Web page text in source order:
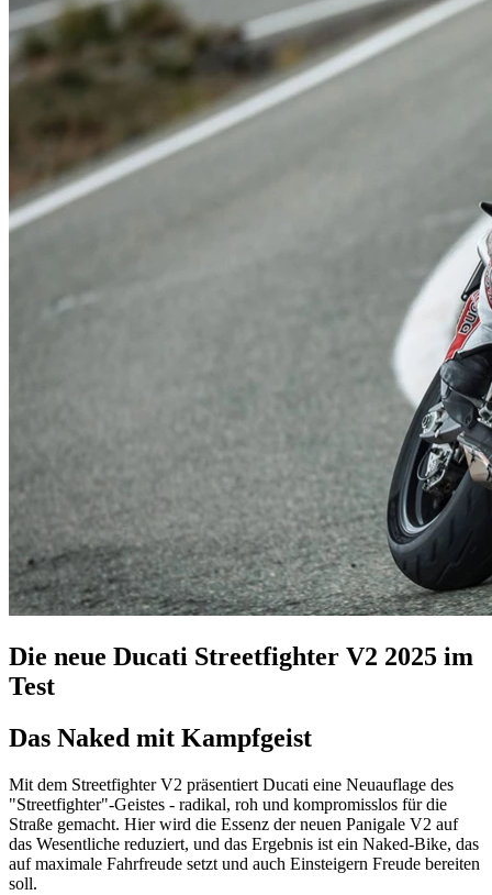
Die neue Ducati Streetfighter V2 2025 im
Test
Das Naked mit Kampfgeist
Mit dem Streetfighter V2 präsentiert Ducati eine Neuauflage des
"Streetfighter"-Geistes - radikal, roh und kompromisslos für die
Straße gemacht. Hier wird die Essenz der neuen Panigale V2 auf
das Wesentliche reduziert, und das Ergebnis ist ein Naked-Bike, das
auf maximale Fahrfreude setzt und auch Einsteigern Freude bereiten
soll.